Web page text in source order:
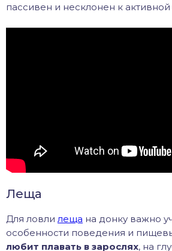
пассивен и несклонен к активной
Леща
Для ловли леща на донку важно
особенности поведения и
любит плавать в зарослях, на